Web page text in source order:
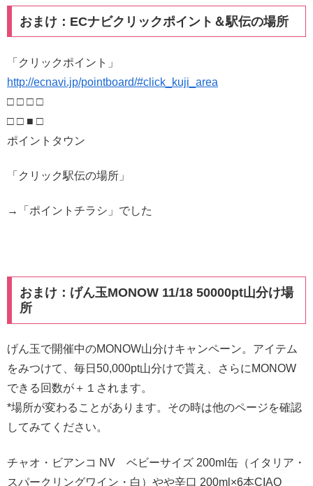
おまけ：ECナビクリックポイント＆駅伝の場所
「クリックポイント」
http://ecnavi.jp/pointboard/#click_kuji_area
□ □ □ □
□ □ ■ □
ポイントタウン
「クリック駅伝の場所」
→「ポイントチラシ」でした
おまけ：げん玉MONOW 11/18 50000pt山分け場
所
げん玉で開催中のMONOW山分けキャンペーン。アイテム
をみつけて、毎日50,000pt山分けで貰え、さらにMONOW
できる回数が＋１されます。
*場所が変わることがあります。その時は他のページを確認
してみてください。
チャオ・ビアンコ NV ベビーサイズ 200ml缶（イタリア・
スパークリングワイン・白）やや辛口 200ml×6本CIAO